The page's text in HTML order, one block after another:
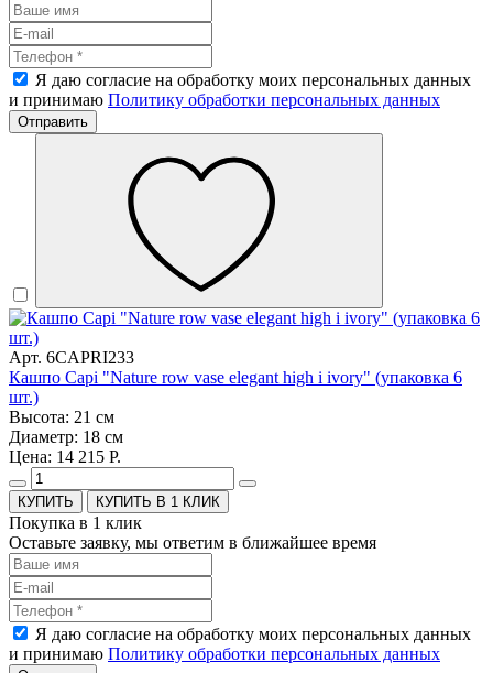
Я даю согласие на обработку моих персональных данных
и принимаю Политику обработки персональных данных
Отправить
Арт. 6CAPRI233
Кашпо Capi "Nature row vase elegant high i ivory" (упаковка 6
шт.)
Высота: 21 см
Диаметр: 18 см
Цена: 14 215 Р.
КУПИТЬ В 1 КЛИК
Покупка в 1 клик
Оставьте заявку, мы ответим в ближайшее время
Я даю согласие на обработку моих персональных данных
и принимаю Политику обработки персональных данных